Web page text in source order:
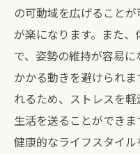
の可動域を広げること
が楽になります。また
で、姿勢の維持が容易
かかる動きを避けられ
れるため、ストレスを
生活を送ることができま
健康的なライフスタイ